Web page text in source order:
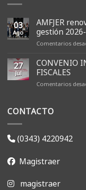
03
Ago
AMFJER
gestión
Comentarios
27
Jul
CONVENIO
FISCALES
Comentarios
CONTACTO
(0343) 4220942
Magistraer
magistraer